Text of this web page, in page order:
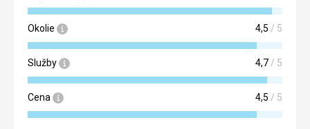
Okolie 4,5 / 5
Služby 4,7 / 5
Cena 4,5 / 5